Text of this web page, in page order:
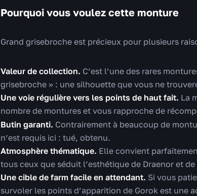
Pourquoi vous voulez cette monture
Grand grisebroche est précieux pour plusieurs
Valeur de collection. C’est l’une des rares
grisebroche » : une silhouette que vous ne
Une voie régulière vers les points de haut fait. La
nombre de montures et vous rapproche de
Butin garanti. Contrairement à beaucoup de
n’est requis ici : tué, obtenu.
Atmosphère thématique. Elle convient
tous ceux que séduit l’esthétique de Draenor et
Une cible de farm facile en attendant. Si vous
survoler les points d’apparition de Gorok est une